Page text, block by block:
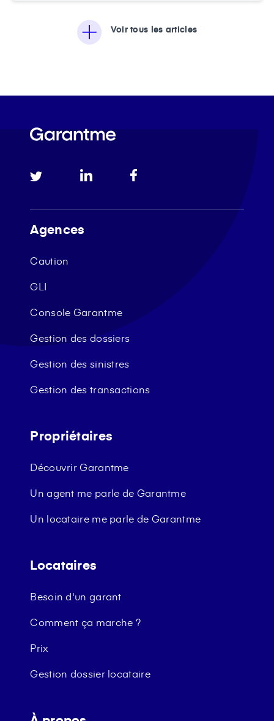
Voir tous les articles
Agences
Caution
GLI
Console Garantme
Gestion des dossiers
Gestion des sinistres
Gestion des transactions
Propriétaires
Découvrir Garantme
Un agent me parle de Garantme
Un locataire me parle de Garantme
Locataires
Besoin d'un garant
Comment ça marche ?
Prix
Gestion dossier locataire